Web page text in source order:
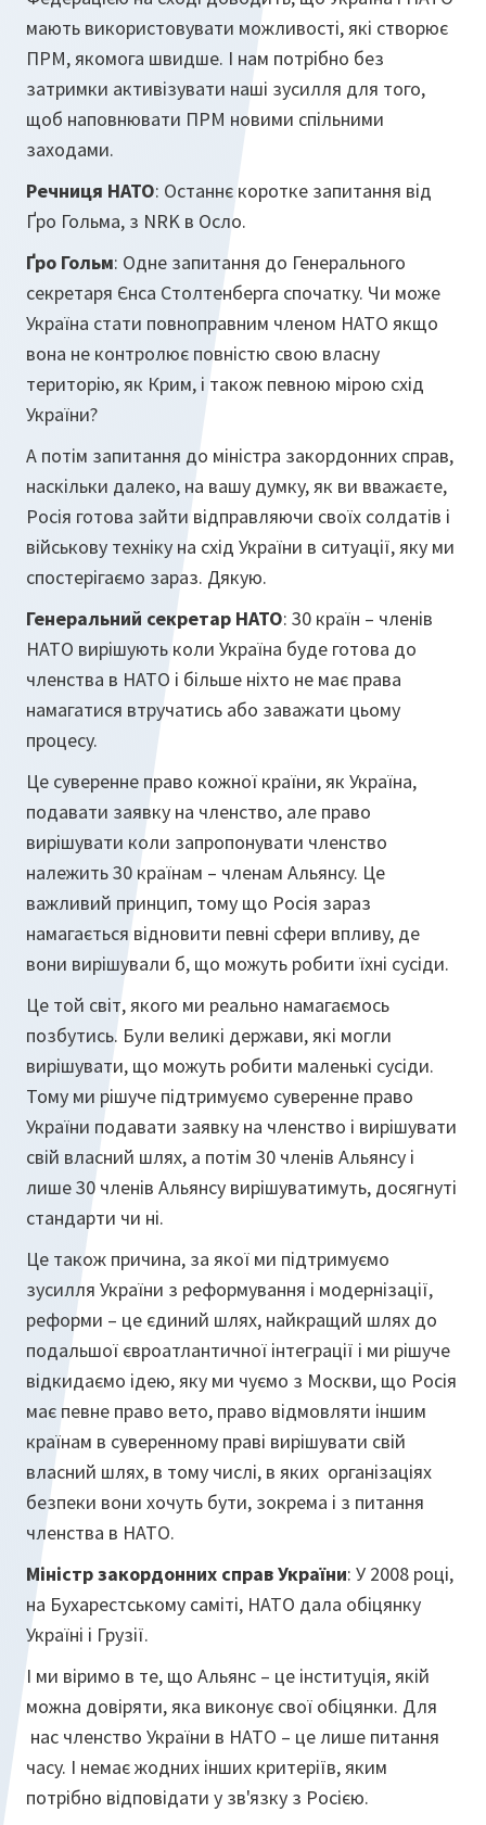
мають використовувати можливості, які створює
ПРМ, якомога швидше. І нам потрібно без
затримки активізувати наші зусилля для того,
щоб наповнювати ПРМ новими спільними
заходами.
Речниця НАТО: Останнє коротке запитання від
Ґро Гольма, з NRK в Осло.
Ґро Гольм: Одне запитання до Генерального
секретаря Єнса Столтенберга спочатку. Чи може
Україна стати повноправним членом НАТО якщо
вона не контролює повністю свою власну
територію, як Крим, і також певною мірою схід
України?
А потім запитання до міністра закордонних справ,
наскільки далеко, на вашу думку, як ви вважаєте,
Росія готова зайти відправляючи своїх солдатів і
військову техніку на схід України в ситуації, яку ми
спостерігаємо зараз. Дякую.
Генеральний секретар НАТО: 30 країн – членів
НАТО вирішують коли Україна буде готова до
членства в НАТО і більше ніхто не має права
намагатися втручатись або заважати цьому
процесу.
Це суверенне право кожної країни, як Україна,
подавати заявку на членство, але право
вирішувати коли запропонувати членство
належить 30 країнам – членам Альянсу. Це
важливий принцип, тому що Росія зараз
намагається відновити певні сфери впливу, де
вони вирішували б, що можуть робити їхні сусіди.
Це той світ, якого ми реально намагаємось
позбутись. Були великі держави, які могли
вирішувати, що можуть робити маленькі сусіди.
Тому ми рішуче підтримуємо суверенне право
України подавати заявку на членство і вирішувати
свій власний шлях, а потім 30 членів Альянсу і
лише 30 членів Альянсу вирішуватимуть, досягнуті
стандарти чи ні.
Це також причина, за якої ми підтримуємо
зусилля України з реформування і модернізації,
реформи – це єдиний шлях, найкращий шлях до
подальшої євроатлантичної інтеграції і ми рішуче
відкидаємо ідею, яку ми чуємо з Москви, що Росія
має певне право вето, право відмовляти іншим
країнам в суверенному праві вирішувати свій
власний шлях, в тому числі, в яких організаціях
безпеки вони хочуть бути, зокрема і з питання
членства в НАТО.
Міністр закордонних справ України: У 2008 році,
на Бухарестському саміті, НАТО дала обіцянку
Україні і Грузії.
І ми віримо в те, що Альянс – це інституція, якій
можна довіряти, яка виконує свої обіцянки. Для
нас членство України в НАТО – це лише питання
часу. І немає жодних інших критеріїв, яким
потрібно відповідати у зв'язку з Росією.